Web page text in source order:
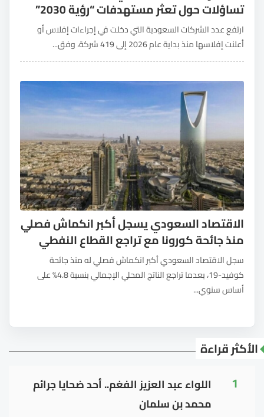
تساؤلات حول تعثر مستهدفات “رؤية 2030”
ارتفع عدد الشركات السعودية التي دخلت في إجراءات إفلاس أو
أعلنت إفلاسها منذ بداية عام 2026 إلى 419 شركة، وفق...
الاقتصاد السعودي يسجل أكبر انكماش فصلي
منذ جائحة كورونا مع تراجع القطاع النفطي
سجل الاقتصاد السعودي أكبر انكماش فصلي له منذ جائحة
كوفيد-19، بعدما تراجع الناتج المحلي الإجمالي بنسبة 4.8% على
أساس سنوي...
الأكثر قراءة
1
اللواء عبد العزيز الفغم.. أحد ضحايا جرائم
محمد بن سلمان